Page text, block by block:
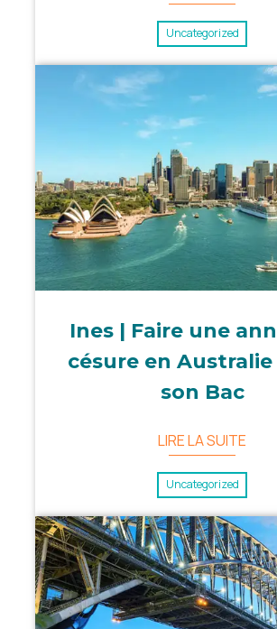
Uncategorized
Ines | Faire une
césure en Australie
son Bac
LIRE LA SUITE
Uncategorized